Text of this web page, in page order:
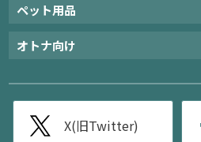
ペット用品
オトナ向け
X(旧Twitter)